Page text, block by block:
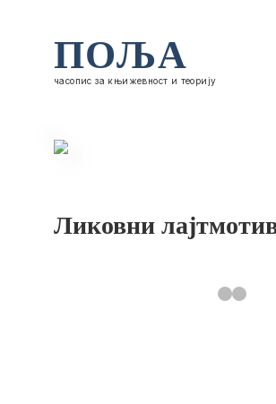
ПОЉА
часопис за књижевност и теорију
Ликовни